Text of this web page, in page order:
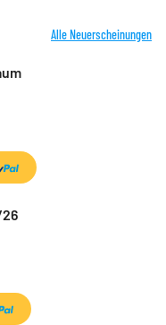
Alle Neuerscheinungen
26